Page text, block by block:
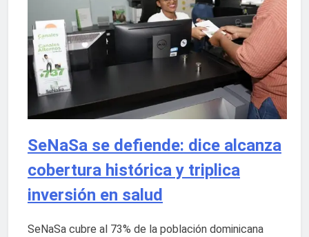
SeNaSa se defiende: dice alcanza
cobertura histórica y triplica
inversión en salud
SeNaSa cubre al 73% de la población dominicana